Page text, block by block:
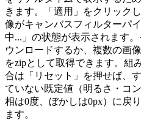
きます。「適用」をクリック
像がキャンバスフィルターパ
中...」の状態が表示されます
ウンロードするか、複数の画
をzipとして取得できます。組
合は「リセット」を押せば、
ていない既定値（明るさ・コ
相は0度、ぼかしは0px）に戻
ます。